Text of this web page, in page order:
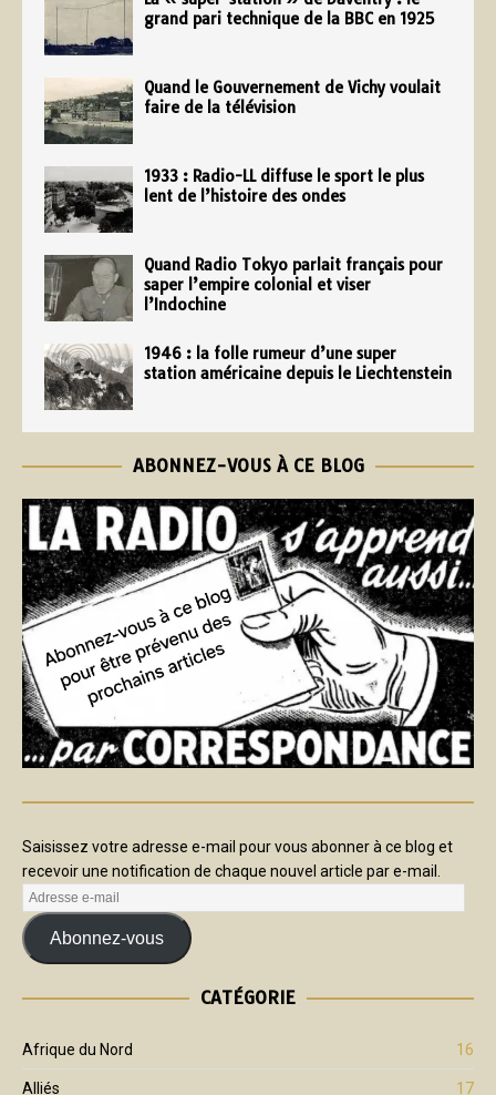
grand pari technique de la BBC en 1925
Quand le Gouvernement de Vichy voulait
faire de la télévision
1933 : Radio-LL diffuse le sport le plus
lent de l’histoire des ondes
Quand Radio Tokyo parlait français pour
saper l’empire colonial et viser
l’Indochine
1946 : la folle rumeur d’une super
station américaine depuis le Liechtenstein
ABONNEZ-VOUS À CE BLOG
Saisissez votre adresse e-mail pour vous abonner à ce blog et
recevoir une notification de chaque nouvel article par e-mail.
Abonnez-vous
CATÉGORIE
Afrique du Nord 16
Alliés 17